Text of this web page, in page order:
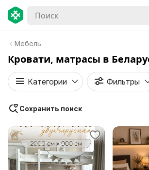
Мебель
Кровати, матрасы в
Категории Фильтры
Сохранить поиск